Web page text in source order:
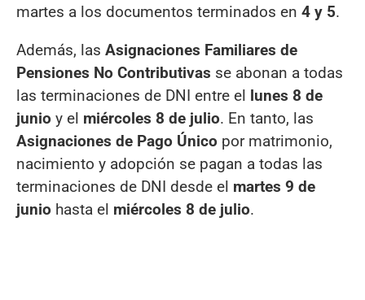
martes a los documentos terminados en 4 y 5.
Además, las Asignaciones Familiares de
Pensiones No Contributivas se abonan a todas
las terminaciones de DNI entre el lunes 8 de
junio y el miércoles 8 de julio. En tanto, las
Asignaciones de Pago Único por matrimonio,
nacimiento y adopción se pagan a todas las
terminaciones de DNI desde el martes 9 de
junio hasta el miércoles 8 de julio.